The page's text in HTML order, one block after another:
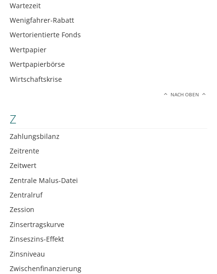
Wartezeit
Wenigfahrer-Rabatt
Wertorientierte Fonds
Wertpapier
Wertpapierbörse
Wirtschaftskrise
NACH OBEN
Z
Zahlungsbilanz
Zeitrente
Zeitwert
Zentrale Malus-Datei
Zentralruf
Zession
Zinsertragskurve
Zinseszins-Effekt
Zinsniveau
Zwischenfinanzierung